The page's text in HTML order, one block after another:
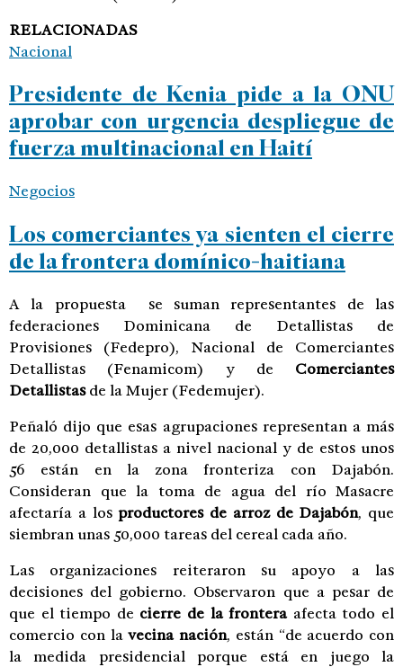
RELACIONADAS
Nacional
Presidente de Kenia pide a la ONU
aprobar con urgencia despliegue de
fuerza multinacional en Haití
Negocios
Los comerciantes ya sienten el cierre
de la frontera domínico-haitiana
A la propuesta se suman representantes de las
federaciones Dominicana de Detallistas de
Provisiones (Fedepro), Nacional de Comerciantes
Detallistas (Fenamicom) y de Comerciantes
Detallistasde la Mujer (Fedemujer).
Peñaló dijo que esas agrupaciones representan a más
de 20,000 detallistas a nivel nacional y de estos unos
56 están en la zona fronteriza con Dajabón.
Consideran que la toma de agua del río Masacre
afectaría a losproductores de arroz de Dajabón, que
siembran unas 50,000 tareas del cereal cada año.
Las organizaciones reiteraron su apoyo a las
decisiones del gobierno. Observaron que a pesar de
que el tiempo de cierre de la fronteraafecta todo el
comercio con lavecina nación, están “de acuerdo con
la medida presidencial porque está en juego la